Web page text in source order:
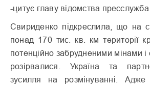
-цитує главу відомства пресслужба
Свириденко підкреслила, що на
понад 170 тис. кв. км території
потенційно забрудненими мінами
розірвалися. Україна та
зусилля на розмінуванні. Адже